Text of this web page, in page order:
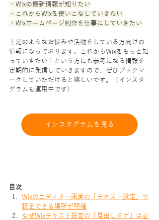
・Wixの最新情報が知りたい
・これからWixを使いこなしていきたい
・Wixホームページ制作を仕事にしていきたい
上記のようなお悩みや活動をしている方向けの
情報になっております。これからWixをもっと知
っていきたい！という方にも参考になる情報を
定期的に発信していきますので、ぜひブックマ
ークしていただけると嬉しいです。（インスタ
グラムも運用中です）
インスタグラムを見る
目次
Wixのエディター画面の「テキスト設定」で
設定できる場所が明確
なぜWixテキスト設定の「見出しタグ」は必